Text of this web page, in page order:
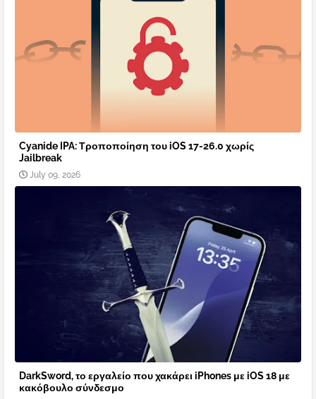
Cyanide IPA: Τροποποίηση του iOS 17-26.0 χωρίς
Jailbreak
July 09, 2026
DarkSword, το εργαλείο που χακάρει iPhones με iOS 18 με
κακόβουλο σύνδεσμο